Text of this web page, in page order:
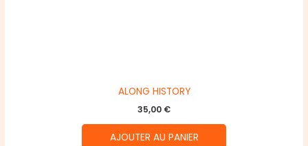
ALONG HISTORY
35,00 €
AJOUTER AU PANIER